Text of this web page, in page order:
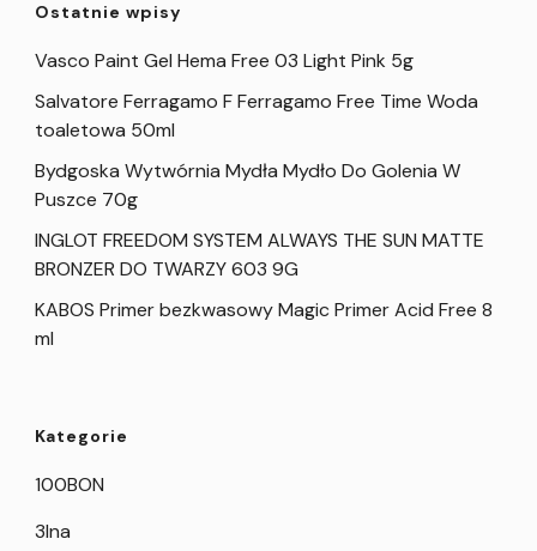
Ostatnie wpisy
Vasco Paint Gel Hema Free 03 Light Pink 5g
Salvatore Ferragamo F Ferragamo Free Time Woda
toaletowa 50ml
Bydgoska Wytwórnia Mydła Mydło Do Golenia W
Puszce 70g
INGLOT FREEDOM SYSTEM ALWAYS THE SUN MATTE
BRONZER DO TWARZY 603 9G
KABOS Primer bezkwasowy Magic Primer Acid Free 8
ml
Kategorie
100BON
3Ina